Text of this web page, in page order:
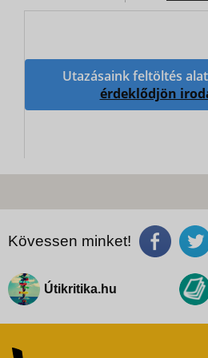
Utazásaink feltöltés
érdeklődjön
Kövessen minket!
Útikritika.hu